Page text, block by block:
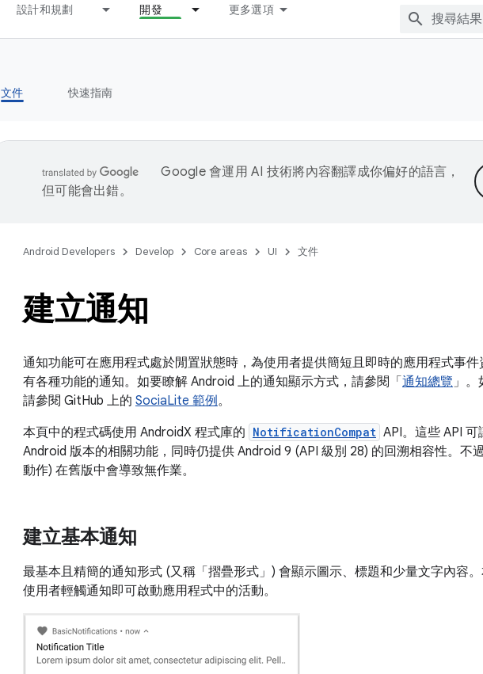
設計和規劃 開發 更多選項
文件 快速指南
Google 會運用 AI 技術將內容翻譯成你偏好的語言，
但可能會出錯。
Android Developers Develop Core areas UI 文件
建立通知
通知功能可在應用程式處於閒置狀態時，為使用者提供簡短且即時的應用程式事
有各種功能的通知。如要瞭解 Android 上的通知顯示方式，請參閱「 通知總覽」。
請參閱 GitHub 上的 SociaLite 範例。
本頁中的程式碼使用 AndroidX 程式庫的 NotificationCompat API。這些 API
Android 版本的相關功能，同時仍提供 Android 9 (API 級別 28) 的回溯相容性。不
動作) 在舊版中會導致無作業。
建立基本通知
最基本且精簡的通知形式 (又稱「摺疊形式」 ) 會顯示圖示、標題和少量文字內容
使用者輕觸通知即可啟動應用程式中的活動。